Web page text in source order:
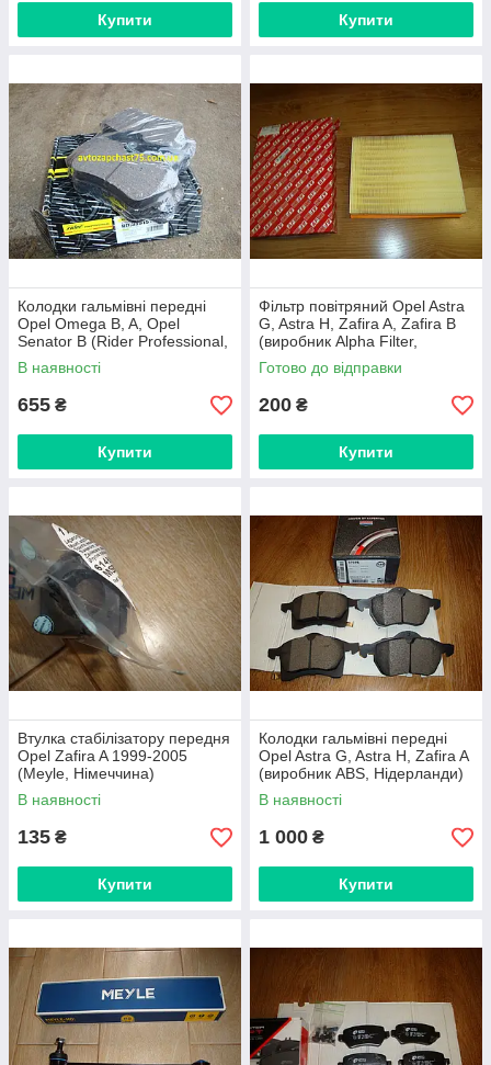
Купити Купити
Колодки гальмівні передні
Opel Omega B, A, Opel
Senator B (Rider Professional,
Угорщина)
В наявності
655 ₴
Купити
Фільтр повітряний Opel Astra
G, Astra H, Zafira A, Zafira B
(виробник Alpha Filter,
Україна)
Готово до відправки
200 ₴
Купити
Втулка стабілізатору передня
Opel Zafira A 1999-2005
(Meyle, Німеччина)
В наявності
135 ₴
Купити
Колодки гальмівні передні
Opel Astra G, Astra H, Zafira A
(виробник ABS, Нідерланди)
В наявності
1 000 ₴
Купити